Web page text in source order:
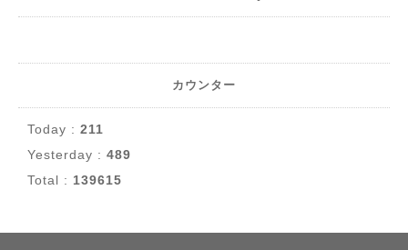
カウンター
Today : 211
Yesterday : 489
Total : 139615